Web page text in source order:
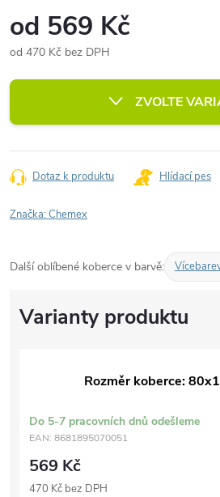
od 569 Kč
od 470 Kč bez DPH
cena:
ZVOLTE
Dotaz k produktu Hlídací pes
Značka:Chemex
Další oblíbené koberce v barvě:
Rozměr koberce:
Do 5-7 pracovních dnů odešleme
EAN: 8681895070051
569 Kč
470 Kč bez DPH